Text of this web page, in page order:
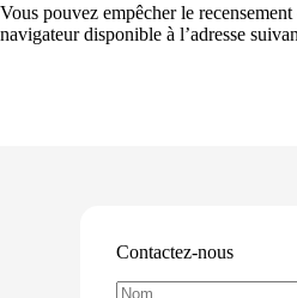
Vous pouvez empêcher le
navigateur disponible à l’adresse
Contactez-nous